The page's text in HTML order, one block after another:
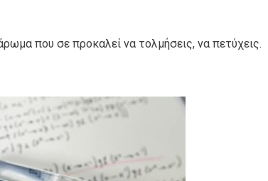
που σε προκαλεί να τολμήσεις, να πετύχεις.